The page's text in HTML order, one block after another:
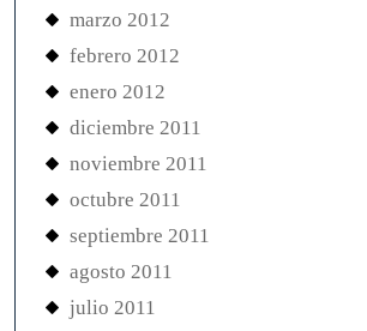
marzo 2012
febrero 2012
enero 2012
diciembre 2011
noviembre 2011
octubre 2011
septiembre 2011
agosto 2011
julio 2011